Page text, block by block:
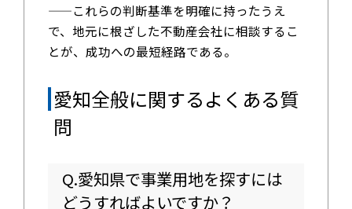
——これらの判断基準を明確に持ったうえ
で、地元に根ざした不動産会社に相談するこ
とが、成功への最短経路である。
愛知全般に関するよくある質
問
Q.愛知県で事業用地を探すには
どうすればよいですか？